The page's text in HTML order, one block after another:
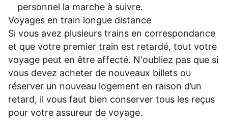
personnel la marche à suivre.
Voyages en train longue distance
Si vous avez plusieurs trains en correspondance
et que votre premier train est retardé, tout votre
voyage peut en être affecté. N'oubliez pas que si
vous devez acheter de nouveaux billets ou
réserver un nouveau logement en raison d’un
retard, il vous faut bien conserver tous les reçus
pour votre assureur de voyage.